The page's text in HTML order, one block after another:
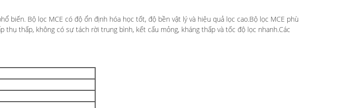
biến. Bộ lọc MCE có độ ổn định hóa học tốt, độ bền vật lý và hiệu quả lọc cao.Bộ lọc MCE phù
thấp, không có sự tách rời trung bình, kết cấu mỏng, kháng thấp và tốc độ lọc nhanh.Các